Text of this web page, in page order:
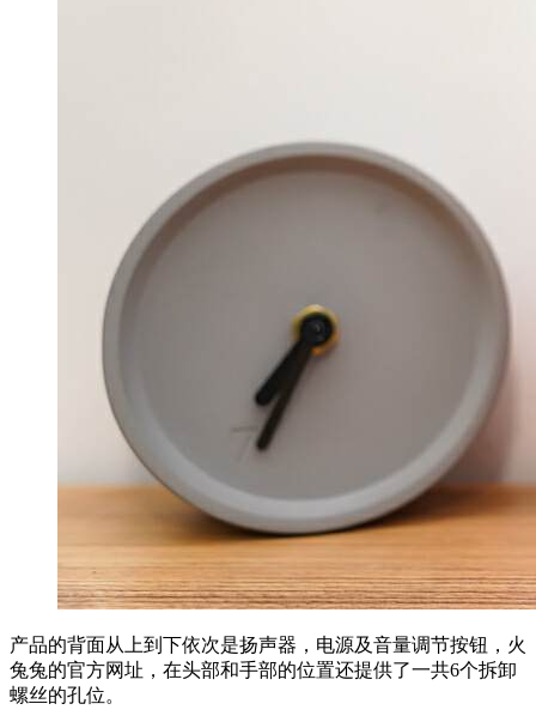
产品的背面从上到下依次是扬声器，电源及音量调节按钮，火
兔兔的官方网址，在头部和手部的位置还提供了一共6个拆卸
螺丝的孔位。